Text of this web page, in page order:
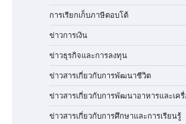
การเรียกเก็บภาษีตอบโต้
ข่าวการเงิน
ข่าวธุรกิจและการลงทุน
ข่าวสารเกี่ยวกับการพัฒนาชีวิต
ข่าวสารเกี่ยวกับการพัฒนาอาหารและเค
ข่าวสารเกี่ยวกับการศึกษาและการเรียนรู้